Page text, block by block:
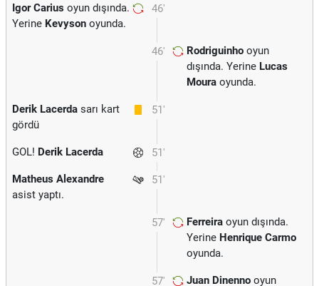
46'
Igor Carius oyun dışında.
Yerine Kevyson oyunda.
46' Rodriguinho oyun
dışında. Yerine Lucas
Moura oyunda.
51'
Derik Lacerda sarı kart
gördü
51'
GOL! Derik Lacerda
51'
Matheus Alexandre
asist yaptı.
57' Ferreira oyun dışında.
Yerine Henrique Carmo
oyunda.
57' Juan Dinenno oyun